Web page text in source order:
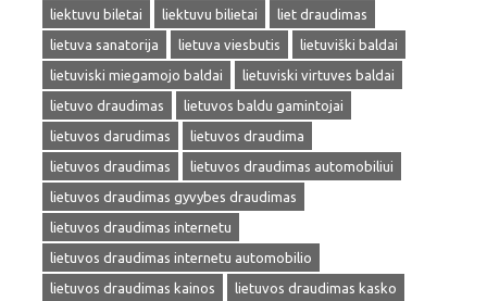
liektuvu biletai
liektuvu bilietai
liet draudimas
lietuva sanatorija
lietuva viesbutis
lietuviški baldai
lietuviski miegamojo baldai
lietuviski virtuves baldai
lietuvo draudimas
lietuvos baldu gamintojai
lietuvos darudimas
lietuvos draudima
lietuvos draudimas
lietuvos draudimas automobiliui
lietuvos draudimas gyvybes draudimas
lietuvos draudimas internetu
lietuvos draudimas internetu automobilio
lietuvos draudimas kainos
lietuvos draudimas kasko